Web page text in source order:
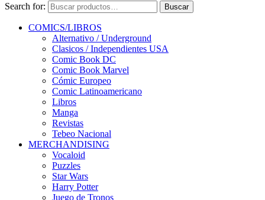
Search for: Buscar
COMICS/LIBROS
Alternativo / Underground
Clasicos / Independientes USA
Comic Book DC
Comic Book Marvel
Cómic Europeo
Comic Latinoamericano
Libros
Manga
Revistas
Tebeo Nacional
MERCHANDISING
Vocaloid
Puzzles
Star Wars
Harry Potter
Juego de Tronos